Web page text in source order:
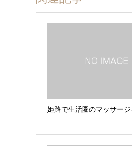
姫路で生活圏のマッサー